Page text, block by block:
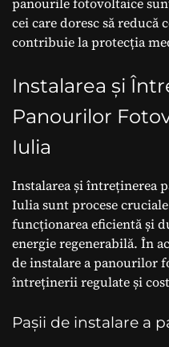
cei care doresc să reducă
contribuie la protecția
Instalarea și
Panourilor
Iulia
Instalarea și întreținerea
Iulia sunt procese
funcționarea eficientă și
energie regenerabilă. În
de instalare a panourilor
întreținerii regulate și
Pașii de instalare a